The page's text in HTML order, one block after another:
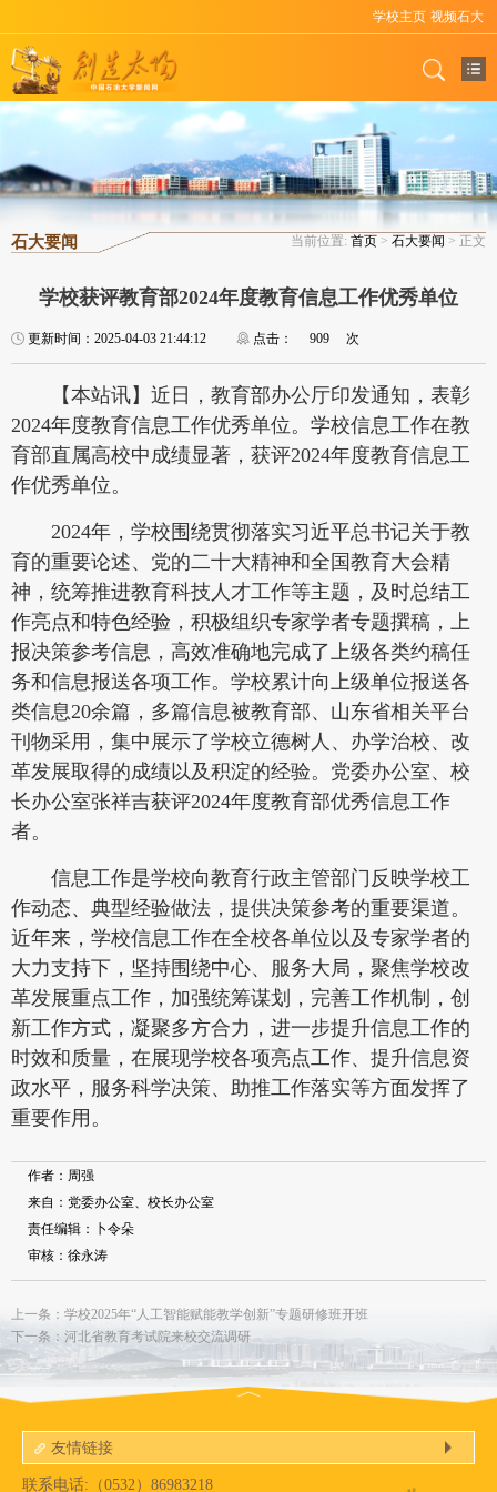
学校主页 视频石大
石大要闻 当前位置: 首页 > 石大要闻 > 正文
学校获评教育部2024年度教育信息工作优秀单位
更新时间：2025-04-03 21:44:12 点击： 909 次
【本站讯】近日，教育部办公厅印发通知，表彰
2024年度教育信息工作优秀单位。学校信息工作在教
育部直属高校中成绩显著，获评2024年度教育信息工
作优秀单位。
2024年，学校围绕贯彻落实习近平总书记关于教
育的重要论述、党的二十大精神和全国教育大会精
神，统筹推进教育科技人才工作等主题，及时总结工
作亮点和特色经验，积极组织专家学者专题撰稿，上
报决策参考信息，高效准确地完成了上级各类约稿任
务和信息报送各项工作。学校累计向上级单位报送各
类信息20余篇，多篇信息被教育部、山东省相关平台
刊物采用，集中展示了学校立德树人、办学治校、改
革发展取得的成绩以及积淀的经验。党委办公室、校
长办公室张祥吉获评2024年度教育部优秀信息工作
者。
信息工作是学校向教育行政主管部门反映学校工
作动态、典型经验做法，提供决策参考的重要渠道。
近年来，学校信息工作在全校各单位以及专家学者的
大力支持下，坚持围绕中心、服务大局，聚焦学校改
革发展重点工作，加强统筹谋划，完善工作机制，创
新工作方式，凝聚多方合力，进一步提升信息工作的
时效和质量，在展现学校各项亮点工作、提升信息资
政水平，服务科学决策、助推工作落实等方面发挥了
重要作用。
作者：周强
来自：党委办公室、校长办公室
责任编辑：卜令朵
审核：徐永涛
上一条：学校2025年“人工智能赋能教学创新”专题研修班开班
下一条：河北省教育考试院来校交流调研
友情链接
联系电话:（0532）86983218